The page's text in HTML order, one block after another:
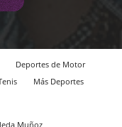
Deportes de Motor
Más Deportes
Muñoz